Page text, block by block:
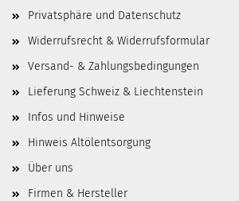
Privatsphäre und Datenschutz
Widerrufsrecht & Widerrufsformular
Versand- & Zahlungsbedingungen
Lieferung Schweiz & Liechtenstein
Infos und Hinweise
Hinweis Altölentsorgung
Über uns
Firmen & Hersteller